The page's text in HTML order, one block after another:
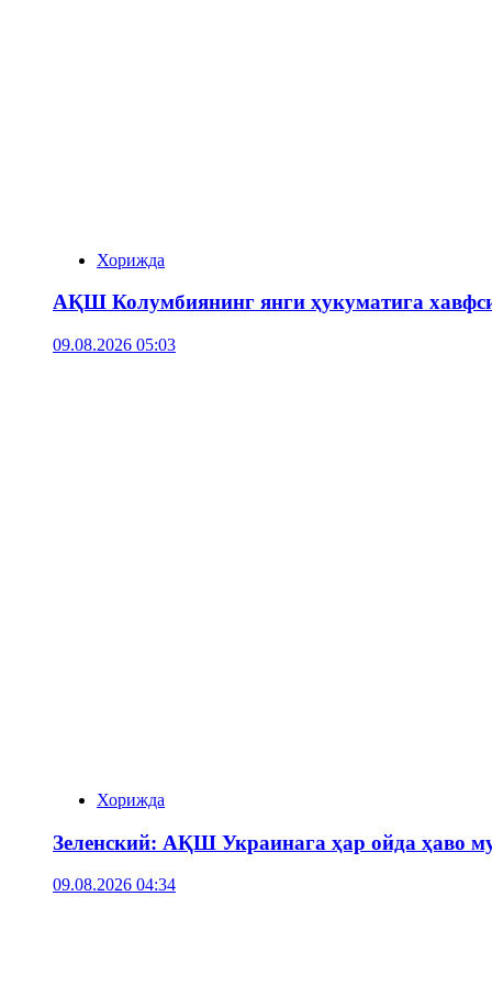
Хорижда
АҚШ Колумбиянинг янги ҳукуматига
09.08.2026 05:03
Хорижда
Зеленский: АҚШ Украинага ҳар ойда ҳаво
09.08.2026 04:34